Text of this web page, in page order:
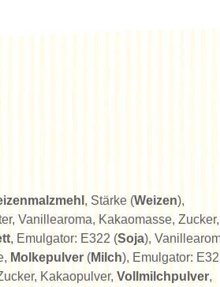
, Stärke (Weizen),
Vanillearoma, Kakaomasse, Zucker,
, Emulgator: E322 (Soja),
Molkepulver (Milch), Emulgator:
Kakaopulver, Vollmilchpulver,